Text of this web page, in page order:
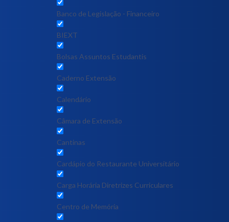
Banco de Legislação - Financeiro
BIEXT
Bolsas Assuntos Estudantis
Caderno Extensão
Calendário
Câmara de Extensão
Cantinas
Cardápio do Restaurante Universitário
Carga Horária Diretrizes Curriculares
Centro de Memória